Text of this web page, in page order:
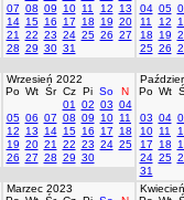
07 08 09 10 11 12
13
14 15 16 17 18 19 20
21
22 23 24 25 26 27
28 29 30 31
04 05
11
12
18
19
25 26
Wrzesień 2022
Po Wt Śr Cz Pi So
N
01
02 03 04
05 06 07 08 09 10 11
12
13 14 15 16 17
18
19 20 21 22 23 24 25
26 27 28 29 30
Po Wt
03 04
10 11
17
18
24 25
31
Marzec 2023